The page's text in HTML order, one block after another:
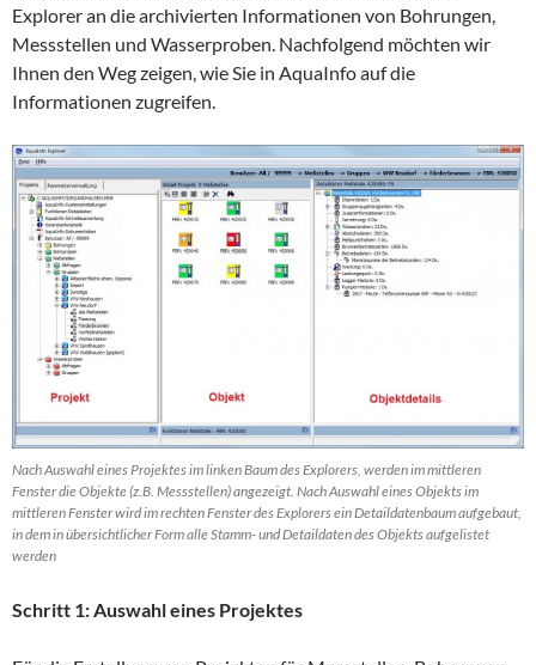
Explorer an die archivierten Informationen von Bohrungen,
Messstellen und Wasserproben. Nachfolgend möchten wir
Ihnen den Weg zeigen, wie Sie in AquaInfo auf die
Informationen zugreifen.
Nach Auswahl eines Projektes im linken Baum des Explorers, werden im mittleren
Fenster die Objekte (z.B. Messstellen) angezeigt. Nach Auswahl eines Objekts im
mittleren Fenster wird im rechten Fenster des Explorers ein Detaildatenbaum aufgebaut,
in dem in übersichtlicher Form alle Stamm- und Detaildaten des Objekts aufgelistet
werden
Schritt 1: Auswahl eines Projektes